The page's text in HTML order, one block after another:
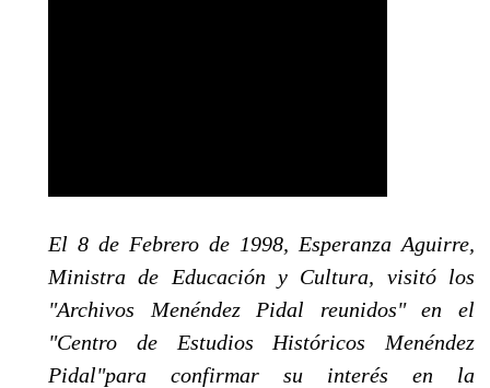
El 8 de Febrero de 1998, Esperanza Aguirre,
Ministra de Educación y Cultura, visitó los
"Archi­vos Menéndez Pidal reunidos" en el
"Centro de Estudios Históricos Menéndez
Pidal"para confirmar su interés en la